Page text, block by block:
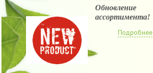
Обновление
ассортимента!
Подробнее